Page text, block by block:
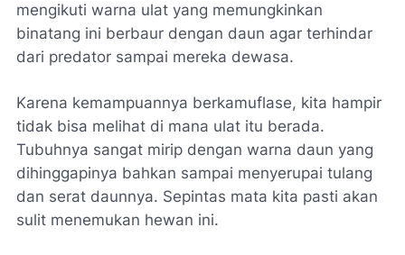
mengikuti warna ulat yang memungkinkan
binatang ini berbaur dengan daun agar terhindar
dari predator sampai mereka dewasa.
Karena kemampuannya berkamuflase, kita hampir
tidak bisa melihat di mana ulat itu berada.
Tubuhnya sangat mirip dengan warna daun yang
dihinggapinya bahkan sampai menyerupai tulang
dan serat daunnya. Sepintas mata kita pasti akan
sulit menemukan hewan ini.